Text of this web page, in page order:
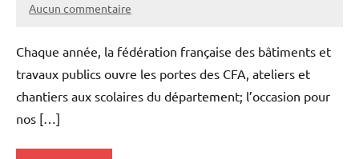
Aucun commentaire
Chaque année, la fédération française des bâtiments et
travaux publics ouvre les portes des CFA, ateliers et
chantiers aux scolaires du département; l’occasion pour
nos […]